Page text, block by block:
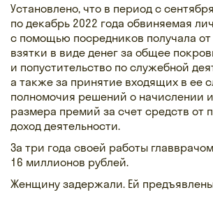
Установлено, что в период с
по декабрь 2022 года обвиняемая
с помощью посредников получала
взятки в виде денег за общее
и попустительство по служебной
а также за принятие входящих в ее
полномочия решений о начислении
размера премий за счет средств от
доход деятельности.
За три года своей работы
16 миллионов рублей.
Женщину задержали. Ей